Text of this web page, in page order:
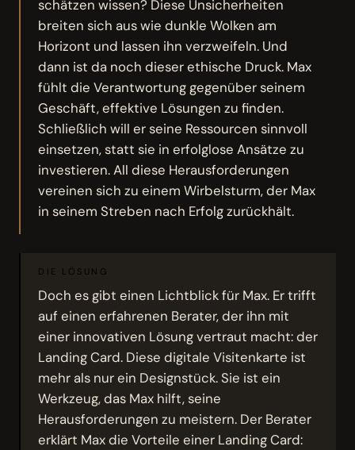
schätzen wissen? Diese Unsicherheiten
breiten sich aus wie dunkle Wolken am
Horizont und lassen ihn verzweifeln. Und
dann ist da noch dieser ethische Druck. Max
fühlt die Verantwortung gegenüber seinem
Geschäft, effektive Lösungen zu finden.
Schließlich will er seine Ressourcen sinnvoll
einsetzen, statt sie in erfolglose Ansätze zu
investieren. All diese Herausforderungen
vereinen sich zu einem Wirbelsturm, der Max
in seinem Streben nach Erfolg zurückhält.
DIE LÖSUNG
Doch es gibt einen Lichtblick für Max. Er trifft
auf einen erfahrenen Berater, der ihn mit
einer innovativen Lösung vertraut macht: der
Landing Card. Diese digitale Visitenkarte ist
mehr als nur ein Designstück. Sie ist ein
Werkzeug, das Max hilft, seine
Herausforderungen zu meistern. Der Berater
erklärt Max die Vorteile einer Landing Card: